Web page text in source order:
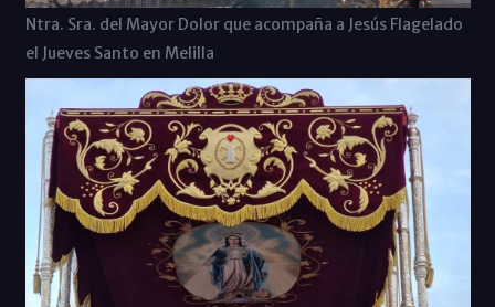
Ntra. Sra. del Mayor Dolor que acompaña a Jesús Flagelado
el Jueves Santo en Melilla